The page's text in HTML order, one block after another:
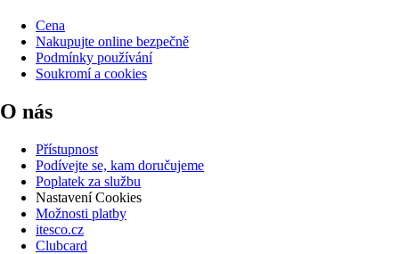
Cena
Nakupujte online bezpečně
Podmínky používání
Soukromí a cookies
O nás
Přístupnost
Podívejte se, kam doručujeme
Poplatek za službu
Nastavení Cookies
Možnosti platby
itesco.cz
Clubcard